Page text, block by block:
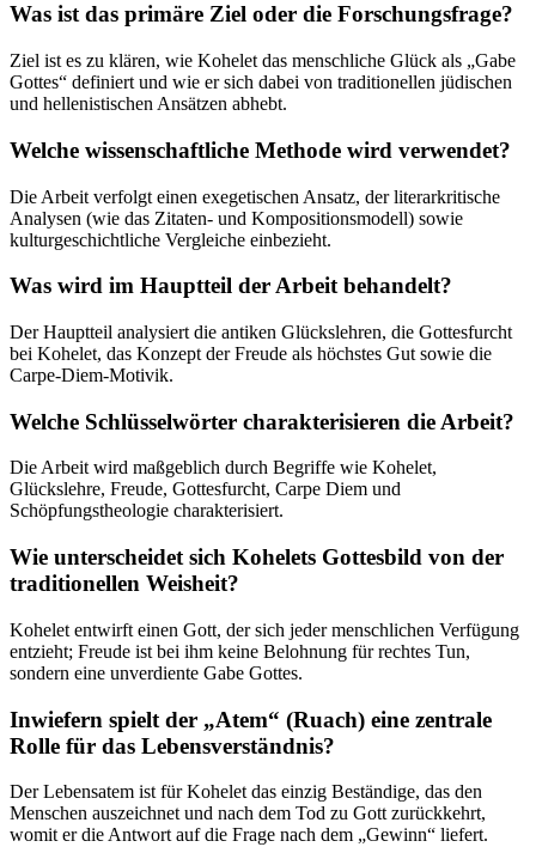
Was ist das primäre Ziel oder die Forschungsfrage?
Ziel ist es zu klären, wie Kohelet das menschliche Glück als „Gabe
Gottes“ definiert und wie er sich dabei von traditionellen jüdischen
und hellenistischen Ansätzen abhebt.
Welche wissenschaftliche Methode wird verwendet?
Die Arbeit verfolgt einen exegetischen Ansatz, der literarkritische
Analysen (wie das Zitaten- und Kompositionsmodell) sowie
kulturgeschichtliche Vergleiche einbezieht.
Was wird im Hauptteil der Arbeit behandelt?
Der Hauptteil analysiert die antiken Glückslehren, die Gottesfurcht
bei Kohelet, das Konzept der Freude als höchstes Gut sowie die
Carpe-Diem-Motivik.
Welche Schlüsselwörter charakterisieren die Arbeit?
Die Arbeit wird maßgeblich durch Begriffe wie Kohelet,
Glückslehre, Freude, Gottesfurcht, Carpe Diem und
Schöpfungstheologie charakterisiert.
Wie unterscheidet sich Kohelets Gottesbild von der
traditionellen Weisheit?
Kohelet entwirft einen Gott, der sich jeder menschlichen Verfügung
entzieht; Freude ist bei ihm keine Belohnung für rechtes Tun,
sondern eine unverdiente Gabe Gottes.
Inwiefern spielt der „Atem“ (Ruach) eine zentrale
Rolle für das Lebensverständnis?
Der Lebensatem ist für Kohelet das einzig Beständige, das den
Menschen auszeichnet und nach dem Tod zu Gott zurückkehrt,
womit er die Antwort auf die Frage nach dem „Gewinn“ liefert.